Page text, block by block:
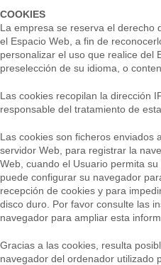
COOKIES
La empresa se reserva el derecho
el Espacio Web, a fin de
personalizar el uso que realice del
preselección de su idioma, o
Las cookies recopilan la dirección
responsable del tratamiento de
Las cookies son ficheros enviados
servidor Web, para registrar la
Web, cuando el Usuario permita
puede configurar su navegador
recepción de cookies y para
disco duro. Por favor consulte las
navegador para ampliar esta
Gracias a las cookies, resulta
navegador del ordenador utilizado